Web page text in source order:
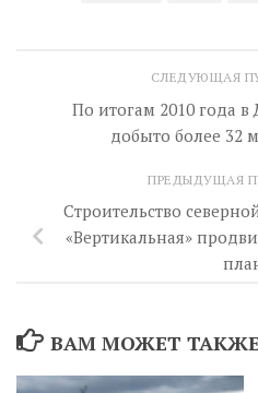
СЛЕДУЮЩАЯ
По итогам 2010 года в
добыто более 32
ПРЕДЫДУЩАЯ
Строительство
«Вертикальная»
ВАМ МОЖЕТ